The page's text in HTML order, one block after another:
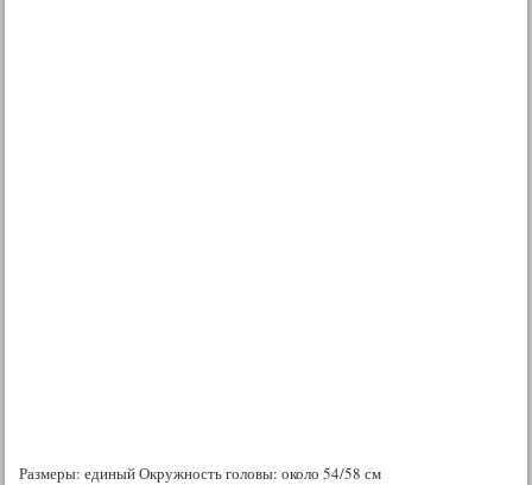
Размеры: единый Окружность головы: около 54/58 см